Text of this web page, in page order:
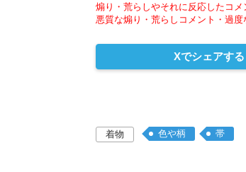
煽り・荒らしやそれに反応したコメ
悪質な煽り・荒らしコメント・過
Xでシェアする
着物 色や柄 帯